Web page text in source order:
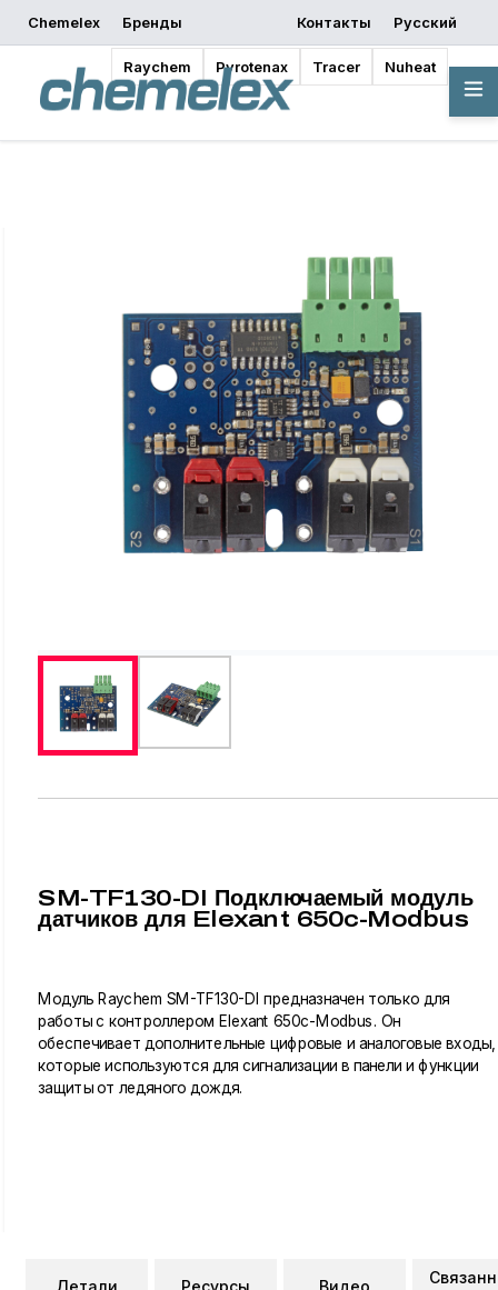
Chemelex Бренды
Raychem Pyrotenax Tracer Nuheat
Контакты
Русский
запросить
Где купить
Начать
Обзор
SM-TF130-DI Подключаемый модуль
датчиков для Elexant 650c-Modbus
Модуль Raychem SM-TF130-DI предназначен только для
работы с контроллером Elexant 650c-Modbus. Он
обеспечивает дополнительные цифровые и аналоговые входы,
которые используются для сигнализации в панели и функции
защиты от ледяного дождя.
Детали Ресурсы Видео